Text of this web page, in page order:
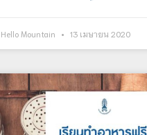
Hello Mountain 13 เมษายน 2020